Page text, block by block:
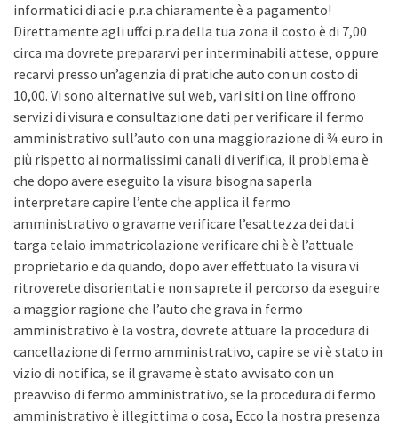
informatici di aci e p.r.a chiaramente è a pagamento!
Direttamente agli uffci p.r.a della tua zona il costo è di 7,00
circa ma dovrete prepararvi per interminabili attese, oppure
recarvi presso un’agenzia di pratiche auto con un costo di
10,00. Vi sono alternative sul web, vari siti on line offrono
servizi di visura e consultazione dati per verificare il fermo
amministrativo sull’auto con una maggiorazione di ¾ euro in
più rispetto ai normalissimi canali di verifica, il problema è
che dopo avere eseguito la visura bisogna saperla
interpretare capire l’ente che applica il fermo
amministrativo o gravame verificare l’esattezza dei dati
targa telaio immatricolazione verificare chi è è l’attuale
proprietario e da quando, dopo aver effettuato la visura vi
ritroverete disorientati e non saprete il percorso da eseguire
a maggior ragione che l’auto che grava in fermo
amministrativo è la vostra, dovrete attuare la procedura di
cancellazione di fermo amministrativo, capire se vi è stato in
vizio di notifica, se il gravame è stato avvisato con un
preavviso di fermo amministrativo, se la procedura di fermo
amministrativo è illegittima o cosa, Ecco la nostra presenza